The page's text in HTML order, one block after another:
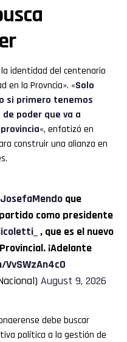
identidad del centenario
en la Provncia». «Solo
si primero tenemos
poder que va a
«, enfatizó en
construir una alianza en
que
como presidente
, que es el nuevo
¡Adelante
August 9, 2026
debe buscar
política a la gestión de